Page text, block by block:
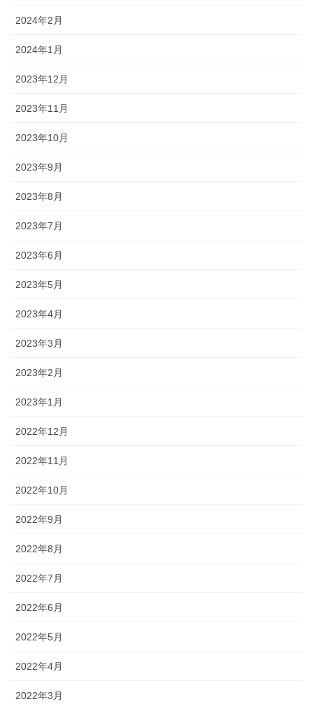
2024年2月
2024年1月
2023年12月
2023年11月
2023年10月
2023年9月
2023年8月
2023年7月
2023年6月
2023年5月
2023年4月
2023年3月
2023年2月
2023年1月
2022年12月
2022年11月
2022年10月
2022年9月
2022年8月
2022年7月
2022年6月
2022年5月
2022年4月
2022年3月